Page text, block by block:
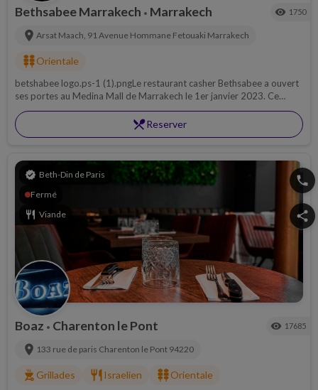
Bethsabee Marrakech • Marrakech visibility 1750
location_on Arsat Maach, 91 Avenue Hommane Fetouaki Marrakech
kebab_diningOrientale
betshabee logo.ps-1 (1).pngLe restaurant casher Bethsabee a ouvert
ses portes au Medina Mall de Marrakech le 1er janvier 2023. Ce
restaurant propose une cuisine casher authentique...
restaurant_menuReserver
verified Beth-Din de Paris
Fermé
restaurant Viande
phone
share
Boaz • Charenton le Pont visibility 17685
location_on 133 rue de paris Charenton le Pont 94220
outdoor_grill Grillades restaurant Israelien kebab_diningOrientale